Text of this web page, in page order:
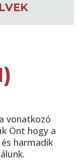
vonatkozó
Önt hogy a
harmadik